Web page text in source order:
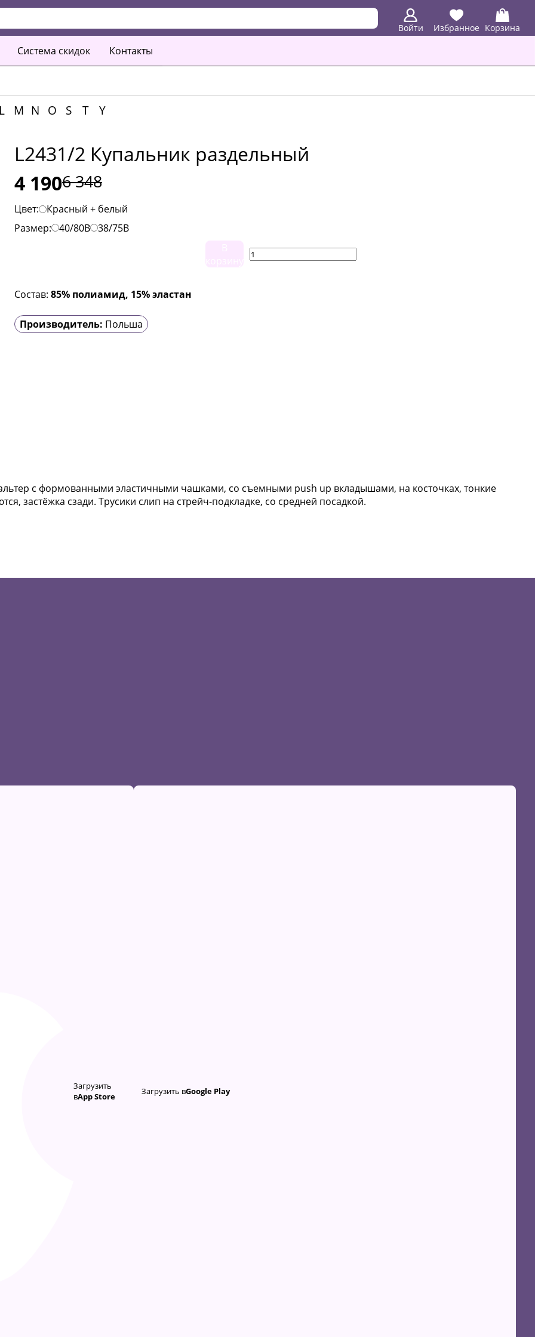
Войти Избранное Корзина
Система скидок Контакты
L M N O S T Y
L2431/2 Купальник раздельный
4 1906 348
Цвет:
Красный + белый
Размер:
40/80B 38/75B
Состав: 85% полиамид, 15% эластан
Производитель: Польша
с формованными эластичными чашками, со съемными push up вкладышами, на косточках, тонкие
застёжка сзади. Трусики слип на стрейч-подкладке, со средней посадкой.
Загрузить
вApp Store Загрузить вGoogle Play